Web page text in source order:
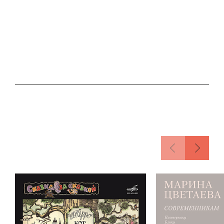
которая в дни войны возглавляла
ленинградскую писательскую организацию,
вспоминала: «Естественно, что ко мне
стекалось все — плохое и хорошее. И
смешное тоже: пришлось мне, например,
несколько раз удостоверять личность
талантливого поэта, автора многих стихов